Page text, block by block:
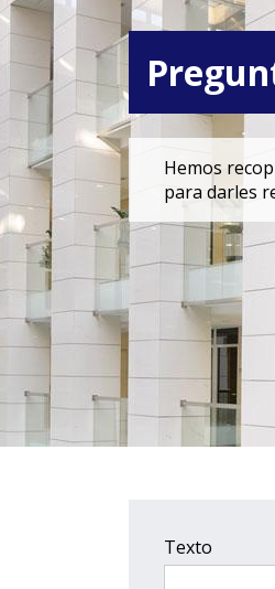
Hemos
para darles
Texto